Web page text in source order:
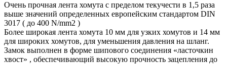
Очень прочная лента хомута с пределом текучести в 1,5 раза
выше значений определенных европейским стандартом DIN
3017 ( до 400 N/mm2 )
Более широкая лента хомута 10 мм для узких хомутов и 14 мм
для широких хомутов, для уменьшения давления на шланг.
Замок выполнен в форме шипового соединения «ласточкин
хвост» , обеспечивающий высокую прочность зацепления до